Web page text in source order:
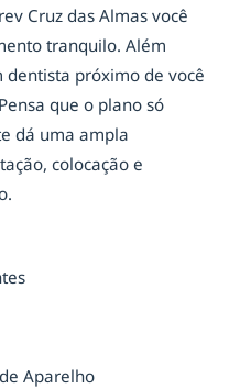
Cruz das Almas você
tranquilo. Além
dentista próximo de você
que o plano só
dá uma ampla
colocação e
Aparelho